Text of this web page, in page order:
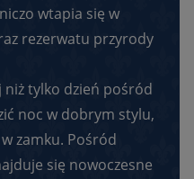
wtapia się w
rezerwatu przyrody
niż tylko dzień pośród
noc w dobrym stylu,
zamku. Pośród
się nowoczesne